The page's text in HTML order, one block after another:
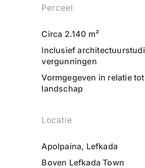
Perceel
Circa 2.140 m²
Inclusief
vergunningen
Vormgegeven in relatie
landschap
Locatie
Apolpaina, Lefkada
Boven Lefkada Town